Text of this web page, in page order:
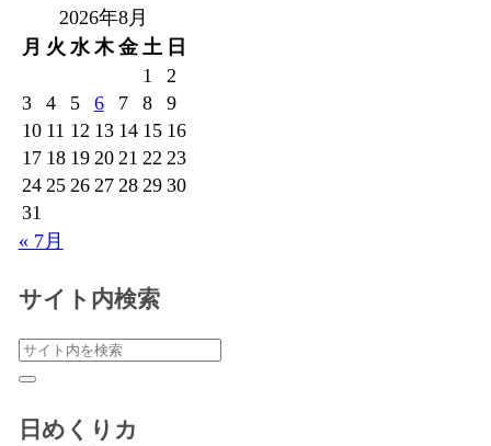
2026年8月
月 火 水 木 金 土 日
1
2
3
4 5 6 7 8
9
10 11 12 13 14 15 16
17 18 19 20 21 22 23
24 25 26 27 28 29 30
31
« 7月
サイト内検索
日めくりカ